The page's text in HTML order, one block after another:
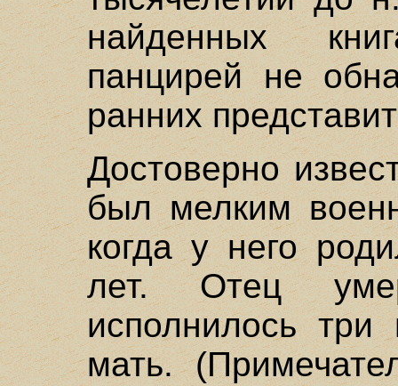
найденных
панцирей не
ранних
Достоверно
был мелким
когда у него
лет. Отец
исполнилось
мать.